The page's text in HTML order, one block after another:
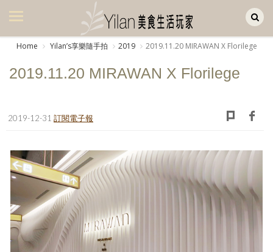
美食集
生活風
日記簿
餐桌週記
Home Yilanʼs享樂隨手拍 2019 2019.11.20 MIRAWAN X Florilege
2019.11.20 MIRAWAN X Florilege
2019-12-31 訂閱電子報